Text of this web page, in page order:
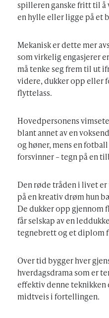
spilleren ganske fritt til å
en hylle eller ligge på et
Mekanisk er dette mer
som virkelig engasjerer
må tenke seg frem til ut
videre, dukker opp eller
flyttelass.
Hovedpersonens
blant annet av en
og høner, mens en
forsvinner – tegn på en
Den røde tråden i livet
på en kreativ drøm hun
De dukker opp gjennom
får selskap av en
tegnebrett og et diplom
Over tid bygger hver
hverdagsdrama som er
effektiv denne
midtveis i fortellingen.